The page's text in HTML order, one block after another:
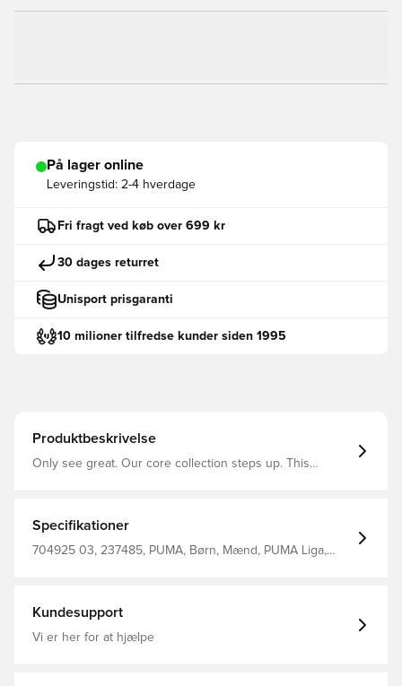
På lager online
Leveringstid: 2-4 hverdage
Fri fragt ved køb over 699 kr
30 dages returret
Unisport prisgaranti
10 milioner tilfredse kunder siden 1995
Produktbeskrivelse
Only see great. Our core collection steps up. This
the greates on pitch matches. Denne overdel kommer
med Unisport i nakken.
Specifikationer
704925 03, 237485, PUMA, Børn, Mænd, PUMA Liga,
Kundesupport
Vi er her for at hjælpe